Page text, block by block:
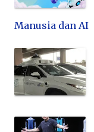
Manusia dan AI